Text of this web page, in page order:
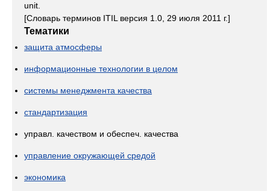
unit.
[Словарь терминов ITIL версия 1.0, 29 июля 2011 г.]
Тематики
защита атмосферы
информационные технологии в целом
системы менеджмента качества
стандартизация
управл. качеством и обеспеч. качества
управление окружающей средой
экономика